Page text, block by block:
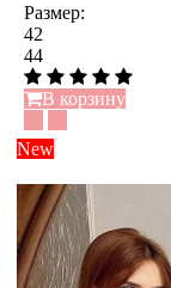
Размер:
42
44
В корзину
New